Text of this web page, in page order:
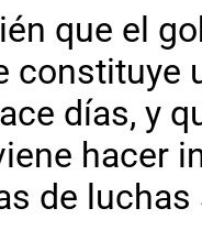
que el
constituye
días, y
hacer
de